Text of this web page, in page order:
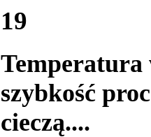
19
Temperatura
szybkość
cieczą....